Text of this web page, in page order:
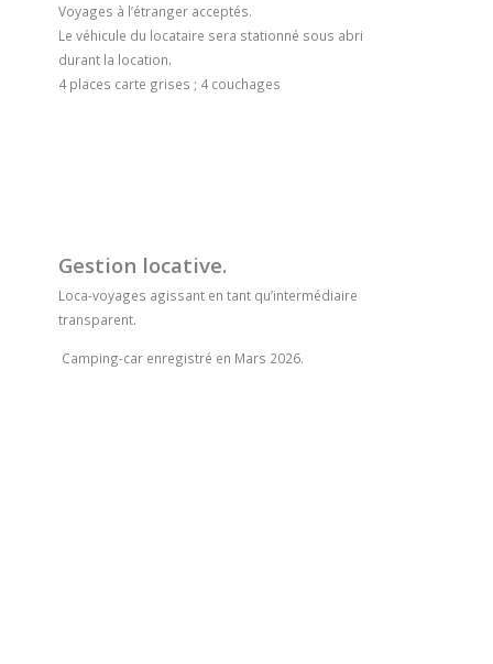
Voyages à l’étranger acceptés.
Le véhicule du locataire sera stationné sous abri
durant la location.
4 places carte grises ; 4 couchages
Gestion locative.
Loca-voyages agissant en tant qu’intermédiaire
transparent.
Camping-car enregistré en Mars 2026.